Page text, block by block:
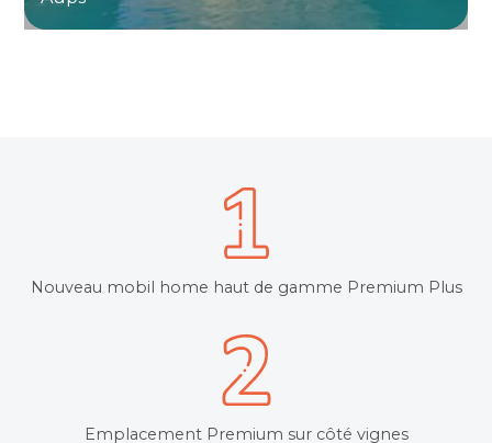
Nouveau mobil home haut de gamme Premium Plus
Emplacement Premium sur côté vignes